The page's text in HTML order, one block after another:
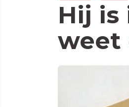
Hij is
weet